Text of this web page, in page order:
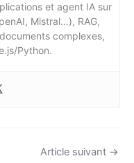
et agent IA sur
Mistral…), RAG,
complexes,
Python.
Article suivant →